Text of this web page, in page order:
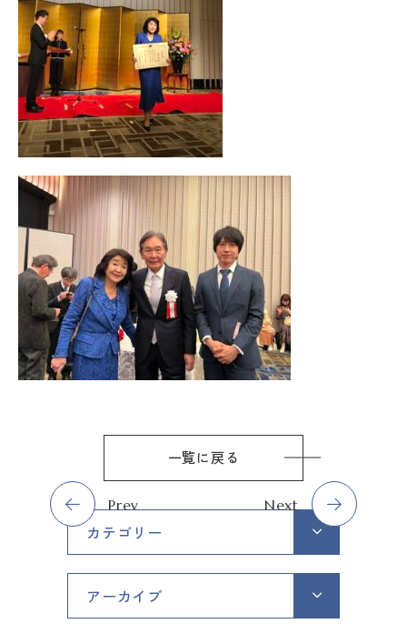
Globiz受験をお考えの方へ
Globizで学びたい海外の方
へ
教員の方へ
交通アクセス
お問い合わせ
資料請求
Web出願
採用情報
個人情報保護方針
サイトポリシー
学校情報
学位授与基準
カテゴリー
アーカイブ
Prev
一覧に戻る
Next